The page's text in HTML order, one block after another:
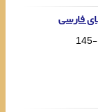
فارسی